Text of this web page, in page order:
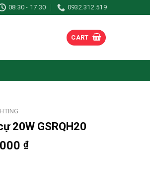
08:30 - 17:30 0932.312.519
CART
20W GSRQH20
₫